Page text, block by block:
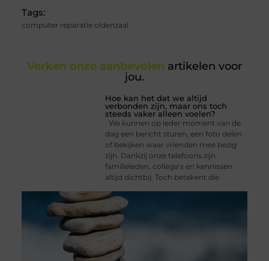
Tags:
computer reparatie oldenzaal
Verken onze aanbevolen artikelen voor
jou.
Hoe kan het dat we altijd
verbonden zijn, maar ons toch
steeds vaker alleen voelen?
We kunnen op ieder moment van de
dag een bericht sturen, een foto delen
of bekijken waar vrienden mee bezig
zijn. Dankzij onze telefoons zijn
familieleden, collega’s en kennissen
altijd dichtbij. Toch betekent die